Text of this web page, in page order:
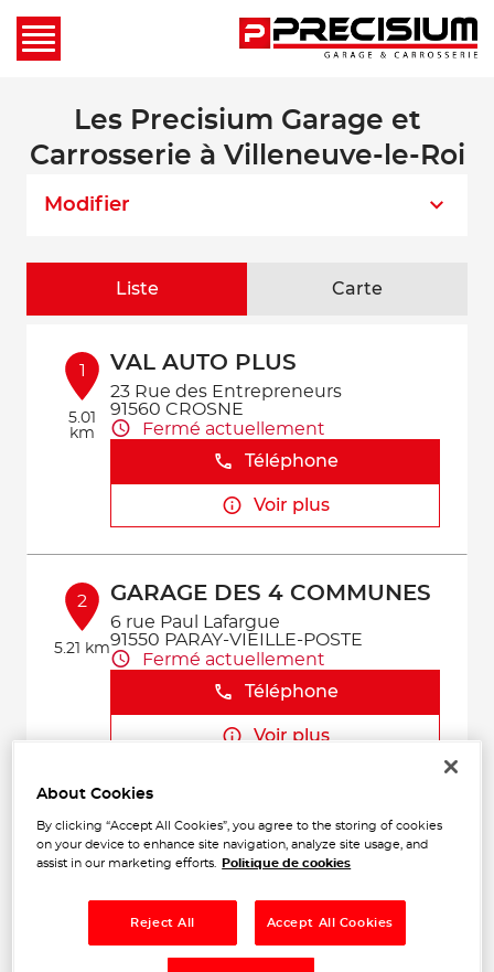
Les Precisium Garage et
Carrosserie à Villeneuve-le-Roi
Modifier
Liste Carte
1
5.01
km
VAL AUTO PLUS
23 Rue des Entrepreneurs
91560 CROSNE
Fermé actuellement
Téléphone
Voir plus
2
5.21 km
GARAGE DES 4 COMMUNES
6 rue Paul Lafargue
91550 PARAY-VIEILLE-POSTE
Fermé actuellement
Téléphone
Voir plus
3
GARAGE REPUBLIQUE
AUTOMOBILE
171 AVENUE DE LA REPUBLIQUE
Téléphone
About Cookies
By clicking “Accept All Cookies”, you agree to the storing of cookies
on your device to enhance site navigation, analyze site usage, and
assist in our marketing efforts.
Politique de cookies
Reject All Accept All Cookies